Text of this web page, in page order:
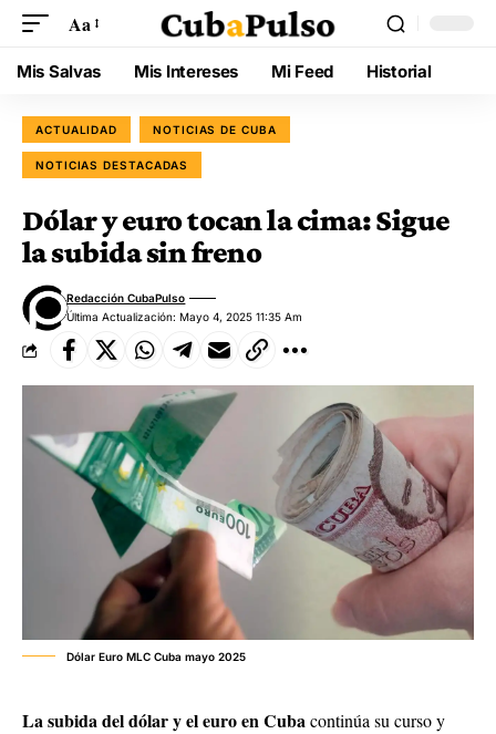
Aa
Mis Salvas Mis Intereses Mi Feed Historial
ACTUALIDAD NOTICIAS DE CUBA
NOTICIAS DESTACADAS
Dólar y euro tocan la cima: Sigue
la subida sin freno
Última Actualización: Mayo 4, 2025 11:35 Am
Redacción CubaPulso
Dólar Euro MLC Cuba mayo 2025
La subida del dólar y el euro en Cuba continúa su curso y